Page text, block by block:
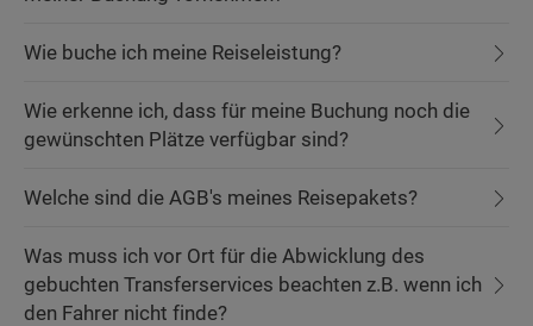
Wie buche ich meine Reiseleistung?
Wie erkenne ich, dass für meine Buchung noch die
gewünschten Plätze verfügbar sind?
Welche sind die AGB's meines Reisepakets?
Was muss ich vor Ort für die Abwicklung des
gebuchten Transferservices beachten z.B. wenn ich
den Fahrer nicht finde?